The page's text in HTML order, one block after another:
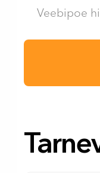
Veebipoe